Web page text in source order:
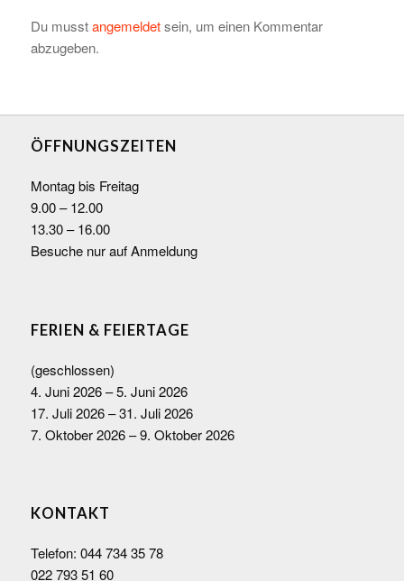
Du musstangemeldetsein, um einen Kommentar
abzugeben.
ÖFFNUNGSZEITEN
Montag bis Freitag
9.00 – 12.00
13.30 – 16.00
Besuche nur auf Anmeldung
FERIEN & FEIERTAGE
(geschlossen)
4. Juni 2026 – 5. Juni 2026
17. Juli 2026 – 31. Juli 2026
7. Oktober 2026 – 9. Oktober 2026
KONTAKT
Telefon: 044 734 35 78
022 793 51 60